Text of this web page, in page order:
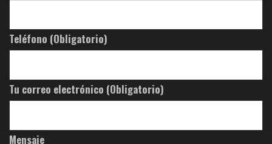
Teléfono (Obligatorio)
Tu correo electrónico (Obligatorio)
Mensaje